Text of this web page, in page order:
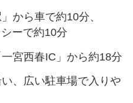
から車で約10分、
ーで約10分
宮西春IC」から約18分
、広い駐車場で入りや